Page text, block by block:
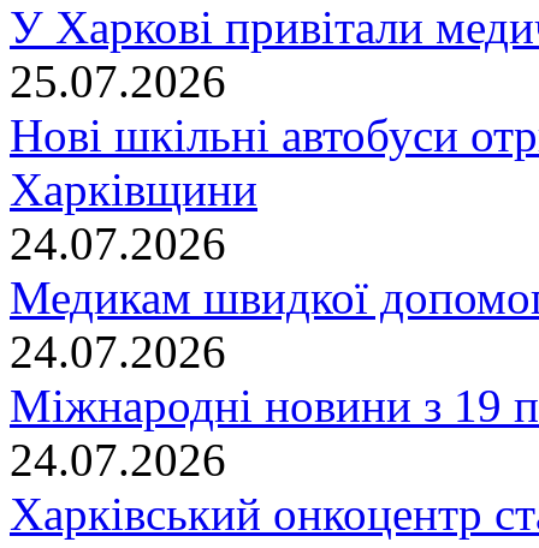
У Харкові привітали
25.07.2026
Нові шкільні автобуси
Харківщини
24.07.2026
Медикам швидкої
24.07.2026
Міжнародні новини з 19
24.07.2026
Харківський онкоцентр